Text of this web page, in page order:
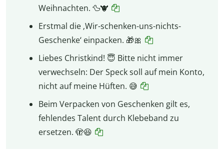
Weihnachten. 🦆🐮
Erstmal die ‚Wir-schenken-uns-nichts-
Geschenke‘ einpacken. 🎁🎀
Liebes Christkind! 😇 Bitte nicht immer
verwechseln: Der Speck soll auf mein Konto,
nicht auf meine Hüften. 😅
Beim Verpacken von Geschenken gilt es,
fehlendes Talent durch Klebeband zu
ersetzen. 🫣😆